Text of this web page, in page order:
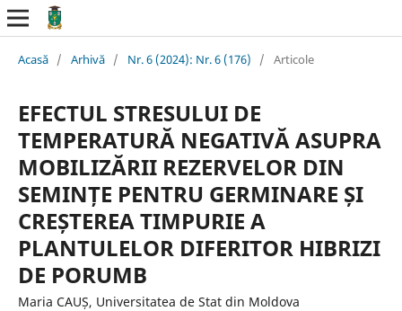
Acasă / Arhivă / Nr. 6 (2024): Nr. 6 (176) / Articole
EFECTUL STRESULUI DE
TEMPERATURĂ NEGATIVĂ ASUPRA
MOBILIZĂRII REZERVELOR DIN
SEMINȚE PENTRU GERMINARE ȘI
CREȘTEREA TIMPURIE A
PLANTULELOR DIFERITOR HIBRIZI
DE PORUMB
Maria CAUȘ, Universitatea de Stat din Moldova